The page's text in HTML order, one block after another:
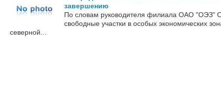
завершению
По словам руководителя филиала ОАО "ОЭЗ"
свободные участки в особых экономических
северной...